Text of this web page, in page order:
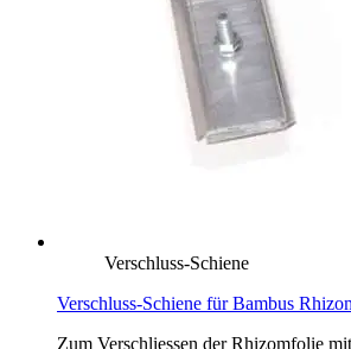
Verschluss-Schiene
Verschluss-Schiene für Bambus
Zum Verschliessen der Rhizomfolie